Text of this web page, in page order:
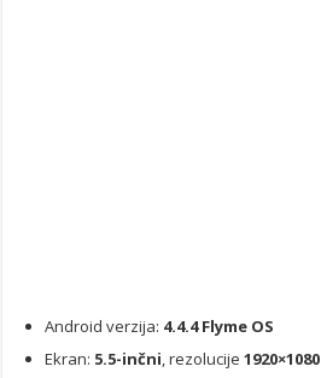
Android verzija: 4.4.4 Flyme OS
Ekran: 5.5-inčni , rezolucije1920×1080